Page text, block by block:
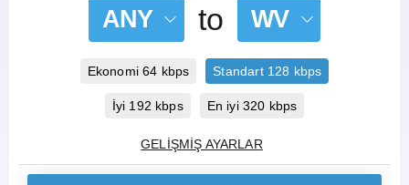
ANY to WV
Ekonomi 64 kbps Standart 128 kbps
İyi 192 kbps En iyi 320 kbps
GELIŞMIŞ AYARLAR